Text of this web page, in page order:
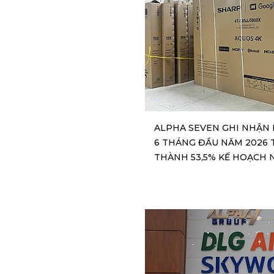
ALPHA SEVEN GHI NHẬN
6 THÁNG ĐẦU NĂM 2026
THÀNH 53,5% KẾ HOẠCH